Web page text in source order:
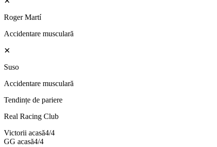
Roger Martí
Accidentare musculară
✕
Suso
Accidentare musculară
Tendințe de pariere
Real Racing Club
Victorii acasă4/4
GG acasă4/4